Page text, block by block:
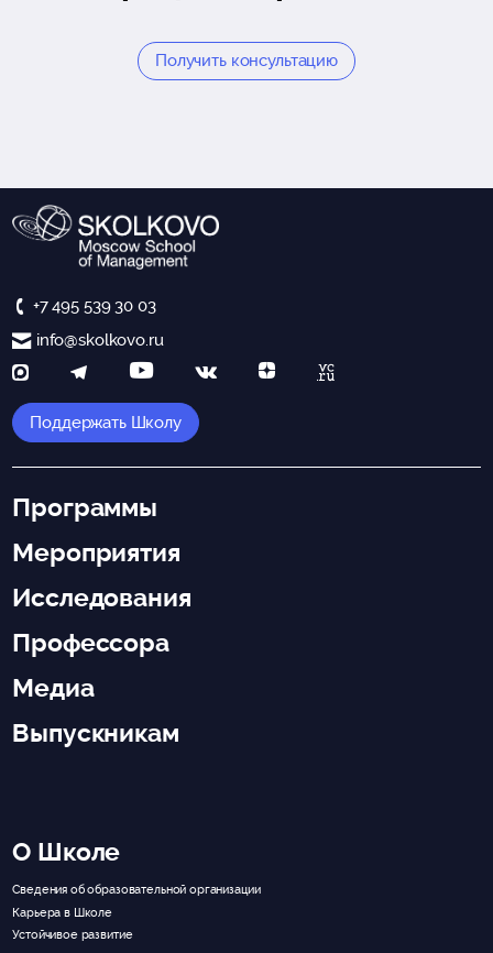
Получить консультацию
+7 495 539 30 03
info@skolkovo.ru
Поддержать Школу
Программы
Мероприятия
Исследования
Профессора
Медиа
Выпускникам
О Школе
Сведения об образовательной организации
Карьера в Школе
Устойчивое развитие